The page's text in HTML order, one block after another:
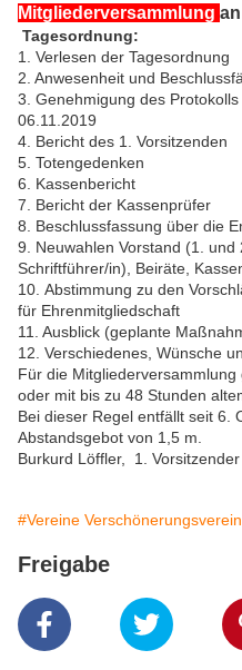
Mitgliederversammlung
Tagesordnung:
1. Verlesen der Tagesordnung
2. Anwesenheit und
3. Genehmigung des
06.11.2019
4. Bericht des 1. Vorsitzenden
5. Totengedenken
6. Kassenbericht
7. Bericht der Kassenprüfer
8. Beschlussfassung über die
9. Neuwahlen Vorstand (1. und
Schriftführer/in), Beiräte,
10. Abstimmung zu den
für Ehrenmitgliedschaft
11. Ausblick (geplante
12. Verschiedenes, Wünsche
Für die
oder mit bis zu 48 Stunden
Bei dieser Regel entfällt seit 6.
Abstandsgebot von 1,5 m.
Burkurd Löffler, 1. Vorsitzender
#Vereine Verschönerungsverein
Freigabe